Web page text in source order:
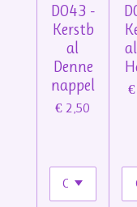
D043 -
Kerstb
al
Denne
nappel
€ 2,50